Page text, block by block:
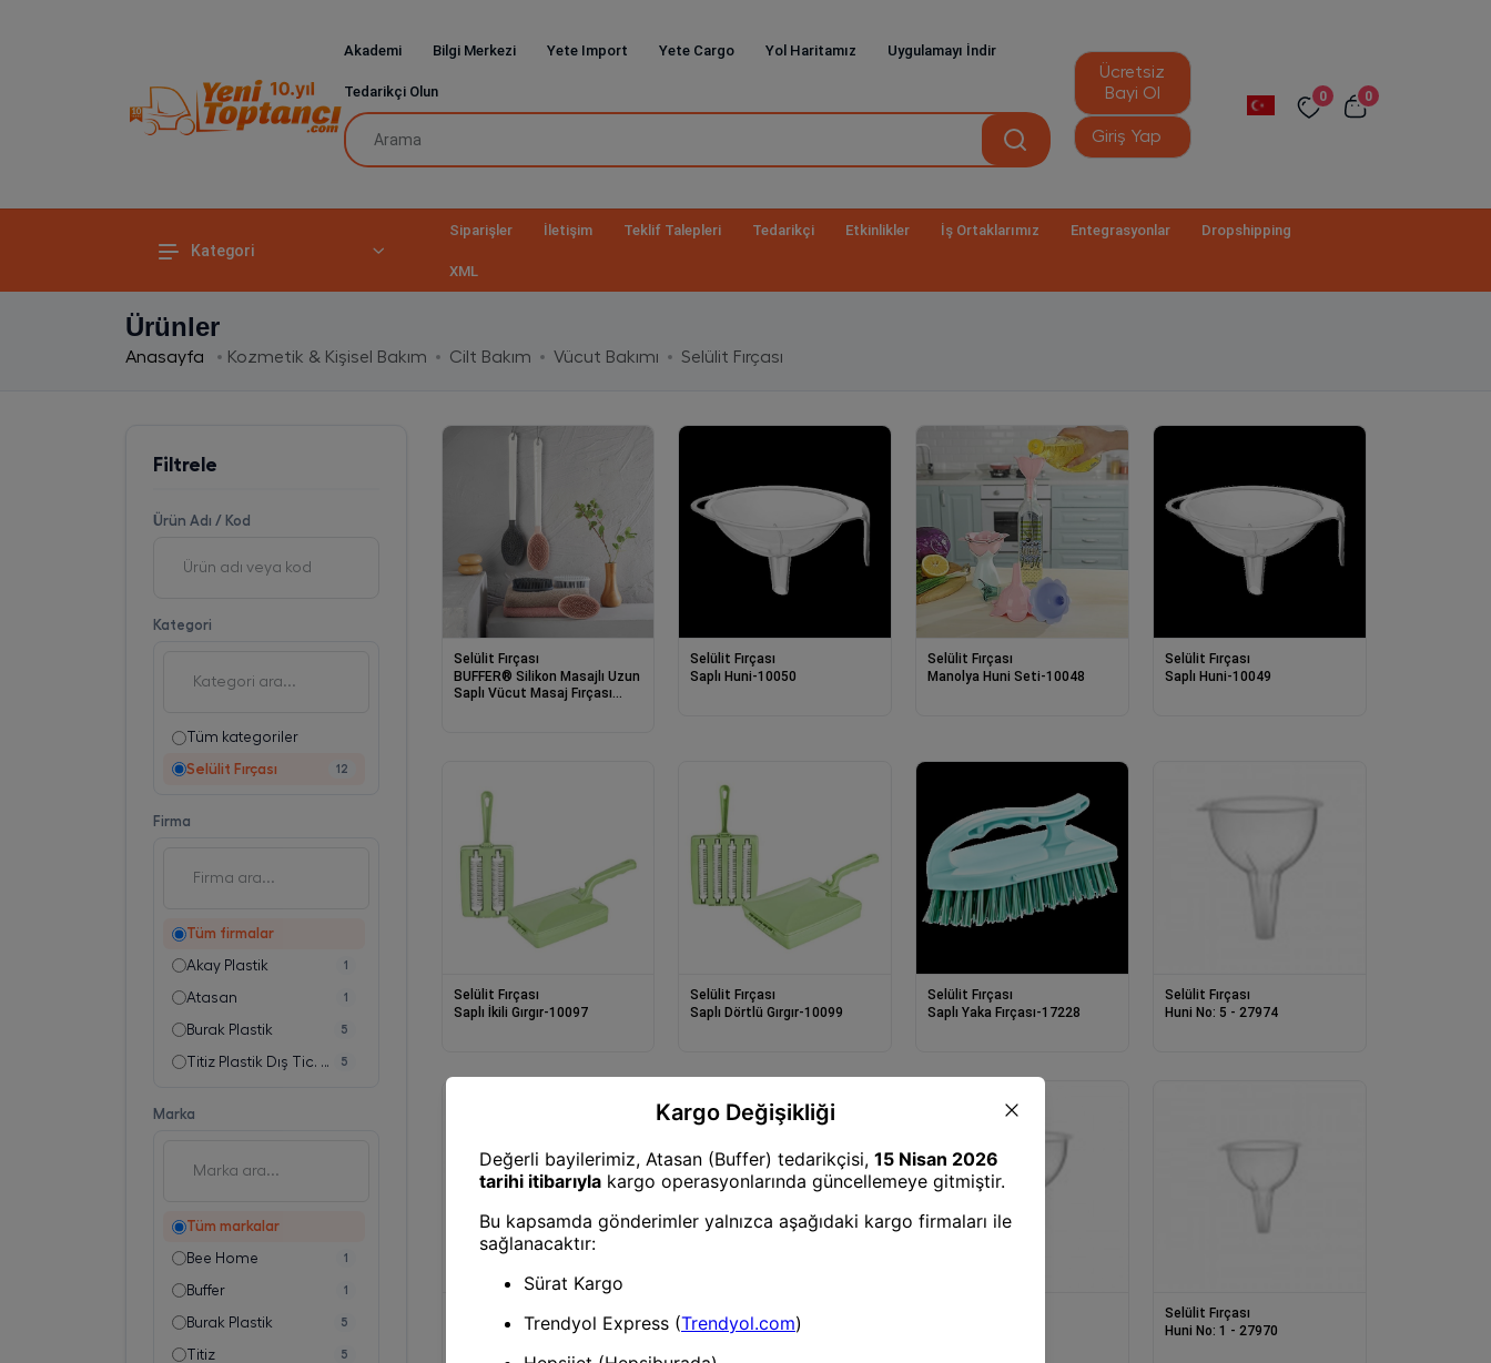
Akademi Bilgi Merkezi Yete Import Yete Cargo Yol Haritamız Uygulamayı İndir
Tedarikçi Olun
Ücretsiz
Bayi Ol
Giriş Yap
0 0
Kategori
Siparişler İletişim Teklif Talepleri Tedarikçi Etkinlikler İş Ortaklarımız Entegrasyonlar Dropshipping
XML
Ürünler
Anasayfa Kozmetik & Kişisel Bakım Cilt Bakım Vücut Bakımı Selülit Fırçası
Filtrele
Ürün Adı / Kod
Kategori
Tüm kategoriler
Selülit Fırçası 12
Firma
Tüm firmalar
Akay Plastik 1
Atasan 1
Burak Plastik 5
5
Marka
Tüm markalar
Bee Home 1
Buffer 1
Burak Plastik 5
Titiz 5
Selülit Fırçası
BUFFER® Silikon Masajlı Uzun
Saplı Vücut Masaj Fırçası
Selülit Fırçası
Saplı Huni-10050
Selülit Fırçası
Manolya Huni Seti-10048
Selülit Fırçası
Saplı Huni-10049
Selülit Fırçası
Saplı İkili Gırgır-10097
Selülit Fırçası
Saplı Dörtlü Gırgır-10099
Selülit Fırçası
Saplı Yaka Fırçası-17228
Selülit Fırçası
Huni No: 5 - 27974
Selülit Fırçası
Huni No: 4 - 27973
Selülit Fırçası
Huni No: 3 - 27972
Selülit Fırçası
Huni No: 1 - 27970